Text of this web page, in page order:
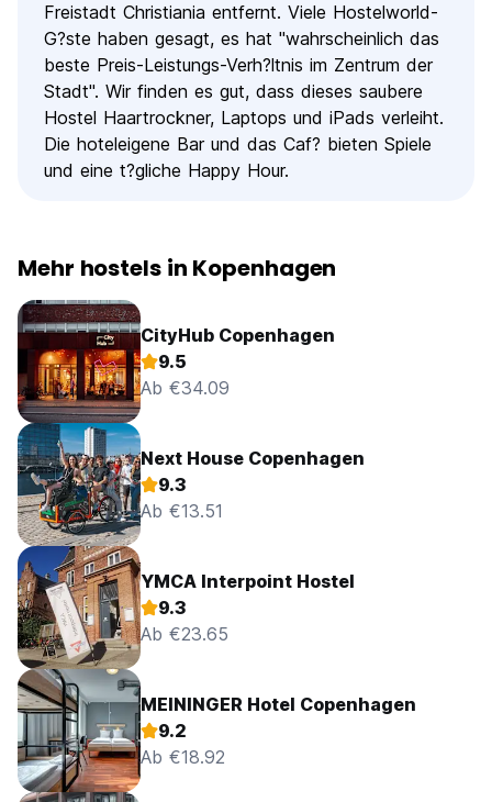
Freistadt Christiania entfernt. Viele Hostelworld-
G?ste haben gesagt, es hat ''wahrscheinlich das
beste Preis-Leistungs-Verh?ltnis im Zentrum der
Stadt". Wir finden es gut, dass dieses saubere
Hostel Haartrockner, Laptops und iPads verleiht.
Die hoteleigene Bar und das Caf? bieten Spiele
und eine t?gliche Happy Hour.
Mehr hostels in Kopenhagen
CityHub Copenhagen
9.5
Ab €34.09
Next House Copenhagen
9.3
Ab €13.51
YMCA Interpoint Hostel
9.3
Ab €23.65
MEININGER Hotel Copenhagen
9.2
Ab €18.92